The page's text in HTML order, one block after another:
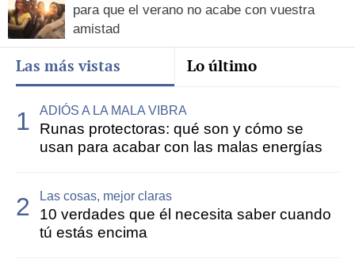
para que el verano no acabe con vuestra
amistad
Las más vistas Lo último
ADIÓS A LA MALA VIBRA
Runas protectoras: qué son y cómo se
usan para acabar con las malas energías
Las cosas, mejor claras
10 verdades que él necesita saber cuando
tú estás encima